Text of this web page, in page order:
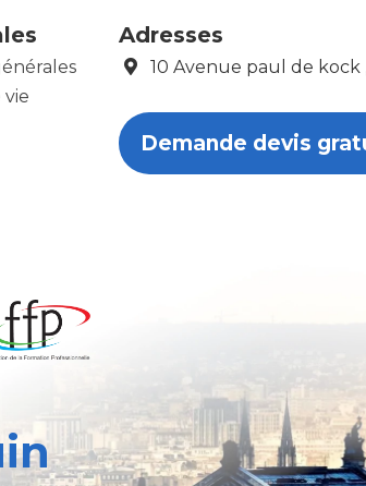
vie
Adresses
10 Avenue paul de kock
Demande devis